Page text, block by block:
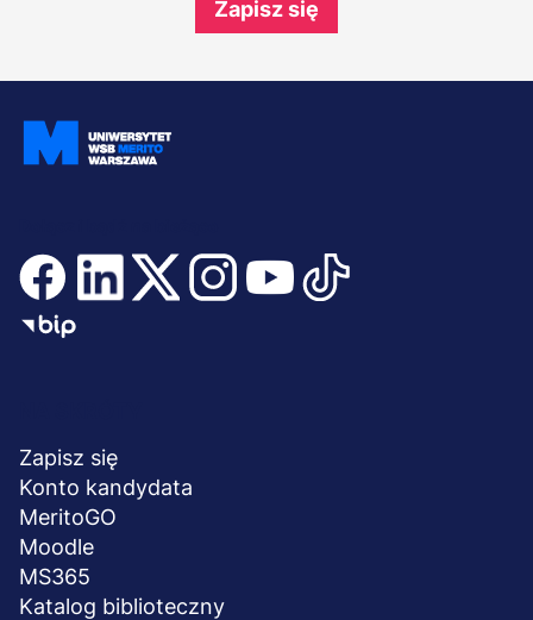
Zapisz się
stopka
Zapisz się
Konto kandydata
MeritoGO
Moodle
MS365
Katalog biblioteczny